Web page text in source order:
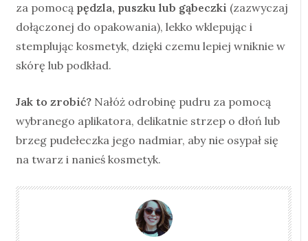
za pomocą pędzla, puszku lub gąbeczki (zazwyczaj
dołączonej do opakowania), lekko wklepując i
stemplując kosmetyk, dzięki czemu lepiej wniknie w
skórę lub podkład.
Jak to zrobić? Nałóż odrobinę pudru za pomocą
wybranego aplikatora, delikatnie strzep o dłoń lub
brzeg pudełeczka jego nadmiar, aby nie osypał się
na twarz i nanieś kosmetyk.